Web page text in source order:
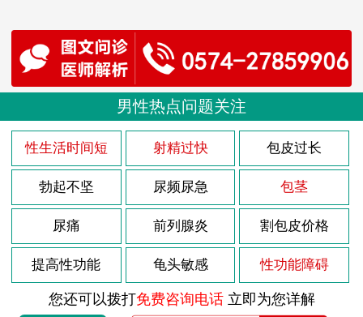
男性热点问题关注
性生活时间短 射精过快 包皮过长
勃起不坚 尿频尿急 包茎
尿痛 前列腺炎 割包皮价格
提高性功能 龟头敏感 性功能障碍
您还可以拨打免费咨询电话立即为您详解